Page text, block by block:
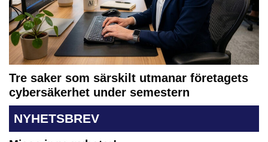
Tre saker som särskilt utmanar företagets
cybersäkerhet under semestern
NYHETSBREV